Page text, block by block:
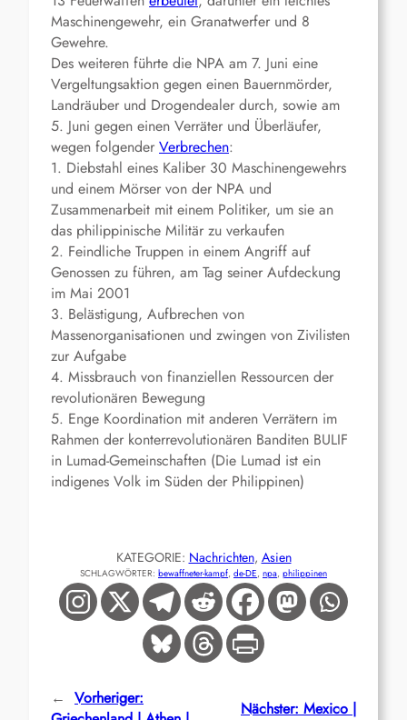
Maschinengewehr, ein Granatwerfer und 8
Gewehre.
Des weiteren führte die NPA am 7. Juni eine
Vergeltungsaktion gegen einen Bauernmörder,
Landräuber und Drogendealer durch, sowie am
5. Juni gegen einen Verräter und Überläufer,
wegen folgender Verbrechen:
1. Diebstahl eines Kaliber 30 Maschinengewehrs
und einem Mörser von der NPA und
Zusammenarbeit mit einem Politiker, um sie an
das philippinische Militär zu verkaufen
2. Feindliche Truppen in einem Angriff auf
Genossen zu führen, am Tag seiner Aufdeckung
im Mai 2001
3. Belästigung, Aufbrechen von
Massenorganisationen und zwingen von Zivilisten
zur Aufgabe
4. Missbrauch von finanziellen Ressourcen der
revolutionären Bewegung
5. Enge Koordination mit anderen Verrätern im
Rahmen der konterrevolutionären Banditen BULIF
in Lumad-Gemeinschaften (Die Lumad ist ein
indigenes Volk im Süden der Philippinen)
KATEGORIE: Nachrichten, Asien
SCHLAGWÖRTER: bewaffneter-kampf, de-DE, npa, philippinen
← Vorheriger:
Nächster: Mexico |